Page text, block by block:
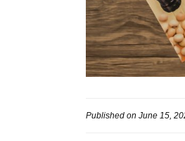
Published on June 15,